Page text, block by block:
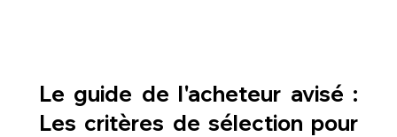
Le guide de l'acheteur avisé :
Les critères de sélection pour